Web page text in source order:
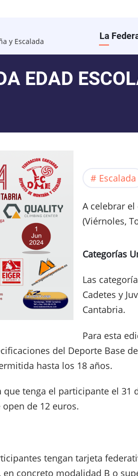
y Escalada
Main
La
EDAD
Escalada
A celebrar
(Viérnoles,
Categorías
Las
Cadetes y
Cantabria.
Para esta
del Deporte Base
hasta los 18 años.
tenga el participante el
de 12 euros.
tengan tarjeta
concreto modalidad B o